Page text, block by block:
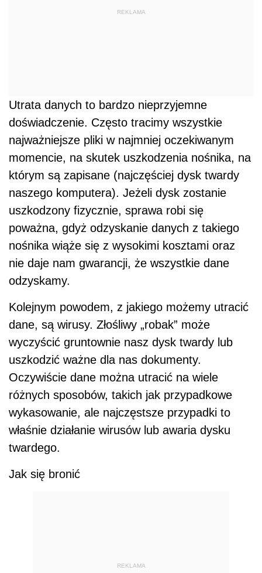
REKLAMA
Utrata danych to bardzo nieprzyjemne
doświadczenie. Często tracimy wszystkie
najważniejsze pliki w najmniej oczekiwanym
momencie, na skutek uszkodzenia nośnika, na
którym są zapisane (najczęściej dysk twardy
naszego komputera). Jeżeli dysk zostanie
uszkodzony fizycznie, sprawa robi się
poważna, gdyż odzyskanie danych z takiego
nośnika wiąże się z wysokimi kosztami oraz
nie daje nam gwarancji, że wszystkie dane
odzyskamy.
Kolejnym powodem, z jakiego możemy utracić
dane, są wirusy. Złośliwy „robak” może
wyczyścić gruntownie nasz dysk twardy lub
uszkodzić ważne dla nas dokumenty.
Oczywiście dane można utracić na wiele
różnych sposobów, takich jak przypadkowe
wykasowanie, ale najczęstsze przypadki to
właśnie działanie wirusów lub awaria dysku
twardego.
Jak się bronić
REKLAMA